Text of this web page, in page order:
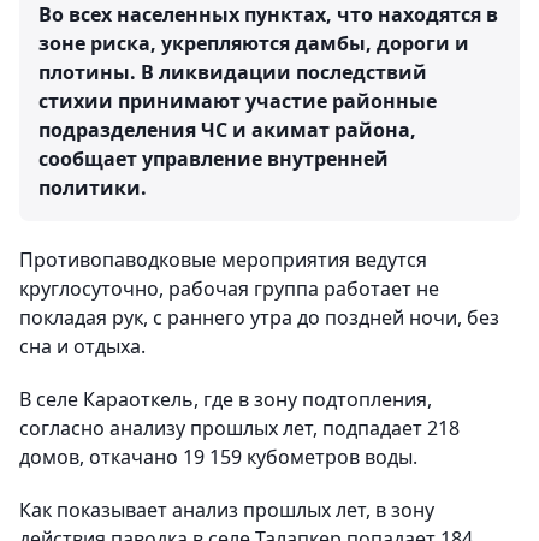
Во всех населенных пунктах, что находятся в
зоне риска, укрепляются дамбы, дороги и
плотины. В ликвидации последствий
стихии принимают участие районные
подразделения ЧС и акимат района,
сообщает управление внутренней
политики.
Противопаводковые мероприятия ведутся
круглосуточно, рабочая группа работает не
покладая рук, с раннего утра до поздней ночи, без
сна и отдыха.
В селе Караоткель, где в зону подтопления,
согласно анализу прошлых лет, подпадает 218
домов, откачано 19 159 кубометров воды.
Как показывает анализ прошлых лет, в зону